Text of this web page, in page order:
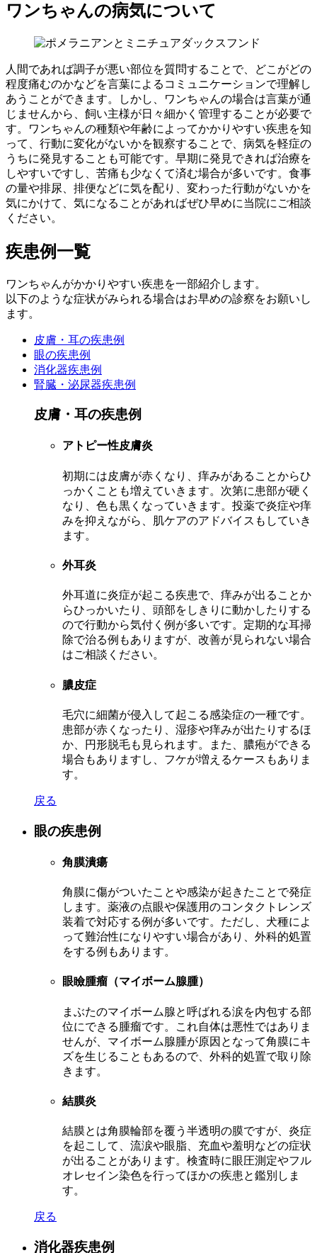
ワンちゃんの病気について
人間であれば調子が悪い部位を質問することで、どこがどの
程度痛むのかなどを言葉によるコミュニケーションで理解し
あうことができます。しかし、ワンちゃんの場合は言葉が通
じませんから、飼い主様が日々細かく管理することが必要で
す。ワンちゃんの種類や年齢によってかかりやすい疾患を知
って、行動に変化がないかを観察することで、病気を軽症の
うちに発見することも可能です。早期に発見できれば治療を
しやすいですし、苦痛も少なくて済む場合が多いです。食事
の量や排尿、排便などに気を配り、変わった行動がないかを
気にかけて、気になることがあればぜひ早めに当院にご相談
ください。
疾患例一覧
ワンちゃんがかかりやすい疾患を一部紹介します。
以下のような症状がみられる場合はお早めの診察をお願いし
ます。
皮膚・耳の疾患例
眼の疾患例
消化器疾患例
腎臓・泌尿器疾患例
皮膚・耳の疾患例
アトピー性皮膚炎
初期には皮膚が赤くなり、痒みがあることからひ
っかくことも増えていきます。次第に患部が硬く
なり、色も黒くなっていきます。投薬で炎症や痒
みを抑えながら、肌ケアのアドバイスもしていき
ます。
外耳炎
外耳道に炎症が起こる疾患で、痒みが出ることか
らひっかいたり、頭部をしきりに動かしたりする
ので行動から気付く例が多いです。定期的な耳掃
除で治る例もありますが、改善が見られない場合
はご相談ください。
膿皮症
毛穴に細菌が侵入して起こる感染症の一種です。
患部が赤くなったり、湿疹や痒みが出たりするほ
か、円形脱毛も見られます。また、膿疱ができる
場合もありますし、フケが増えるケースもありま
す。
戻る
眼の疾患例
角膜潰瘍
角膜に傷がついたことや感染が起きたことで発症
します。薬液の点眼や保護用のコンタクトレンズ
装着で対応する例が多いです。ただし、犬種によ
って難治性になりやすい場合があり、外科的処置
をする例もあります。
眼瞼腫瘤 （マイボーム腺腫）
まぶたのマイボーム腺と呼ばれる涙を内包する部
位にできる腫瘤です。これ自体は悪性ではありま
せんが、マイボーム腺腫が原因となって角膜にキ
ズを生じることもあるので、外科的処置で取り除
きます。
結膜炎
結膜とは角膜輪部を覆う半透明の膜ですが、炎症
を起こして、流涙や眼脂、充血や羞明などの症状
が出ることがあります。検査時に眼圧測定やフル
オレセイン染色を行ってほかの疾患と鑑別しま
す。
戻る
消化器疾患例